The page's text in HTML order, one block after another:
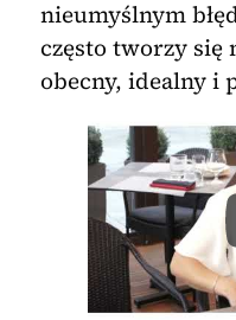
nieumyślnym
często tworzy się
obecny, idealny i